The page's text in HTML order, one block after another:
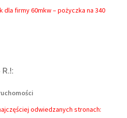
dla firmy 60mkw – pożyczka na 340
odwiedzanych stronach: